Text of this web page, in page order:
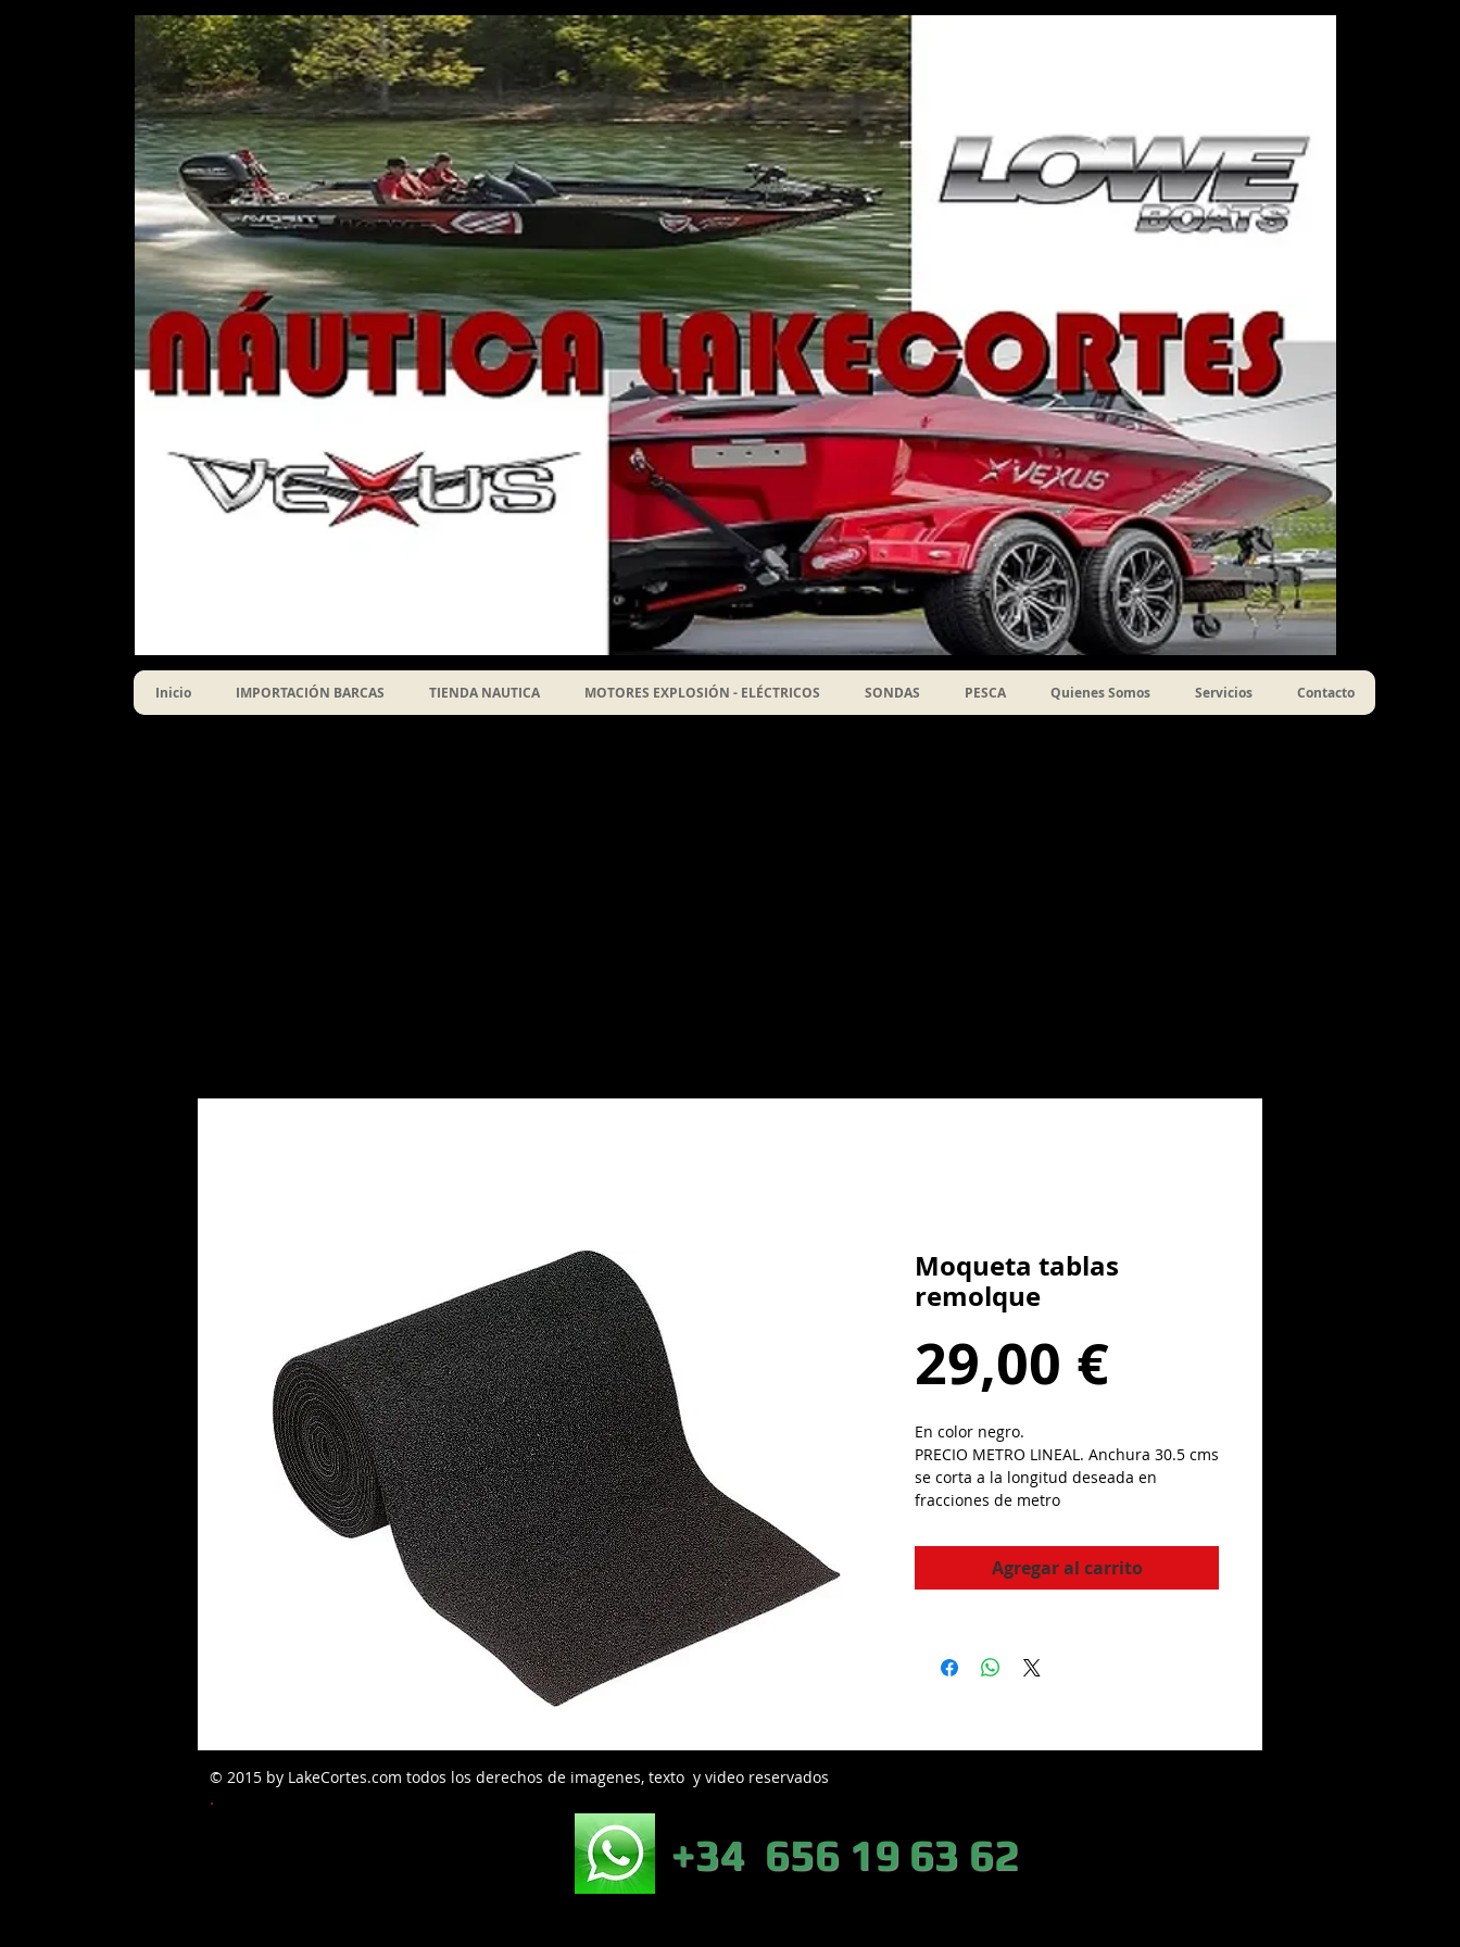
Inicio IMPORTACIÓN BARCAS TIENDA NAUTICA MOTORES EXPLOSIÓN - ELÉCTRICOS SONDAS PESCA Quienes Somos Servicios Contacto
Moqueta tablas
remolque
29,00 €Precio
En color negro.
PRECIO METRO LINEAL. Anchura 30.5 cms
se corta a la longitud deseada en
fracciones de metro
Agregar al carrito
© 2015 by LakeCortes.com todos los derechos de imagenes, texto y video reservados
+34 656 19 63 62